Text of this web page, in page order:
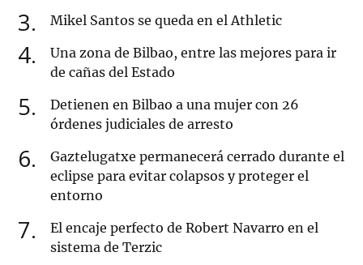
3 Mikel Santos se queda en el Athletic
4
Una zona de Bilbao, entre las mejores para ir
de cañas del Estado
5
Detienen en Bilbao a una mujer con 26
órdenes judiciales de arresto
6
Gaztelugatxe permanecerá cerrado durante el
eclipse para evitar colapsos y proteger el
entorno
7
El encaje perfecto de Robert Navarro en el
sistema de Terzic